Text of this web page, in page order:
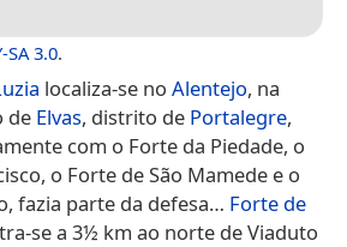
SA 3.0.
localiza-se no Alentejo, na
de Elvas, distrito de Portalegre,
com o Forte da Piedade, o
o Forte de São Mamede e o
fazia parte da defesa… Forte de
se a 3½ km ao norte de Viaduto